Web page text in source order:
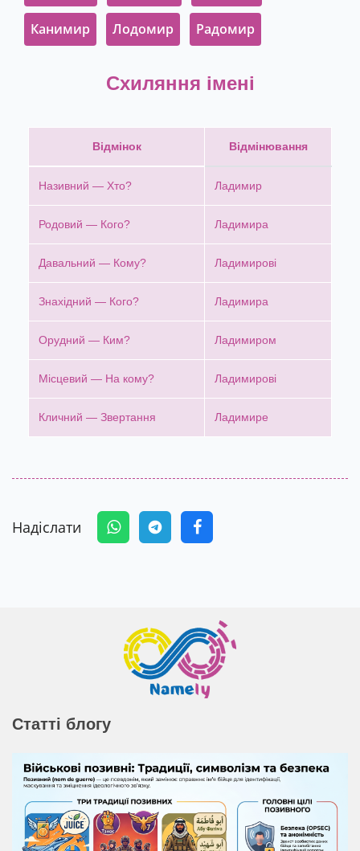
Канимир Лодомир Радомир
Схиляння імені
Відмінок Відмінювання
Називний — Хто? Ладимир
Родовий — Кого? Ладимира
Давальний — Кому? Ладимирові
Знахідний — Кого? Ладимира
Орудний — Ким? Ладимиром
Місцевий — На кому? Ладимирові
Кличний — Звертання Ладимире
Надіслати
Статті блогу